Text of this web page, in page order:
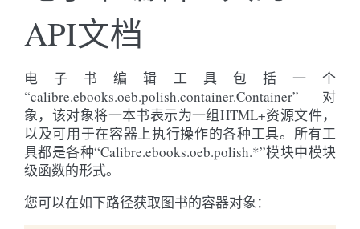
API文档
电子书编辑工具包括一个
“calibre.ebooks.oeb.polish.container.Container”对
象，该对象将一本书表示为一组HTML+资源文件，
以及可用于在容器上执行操作的各种工具。所有工
具都是各种“Calibre.ebooks.oeb.polish.*”模块中模块
级函数的形式。
您可以在如下路径获取图书的容器对象：